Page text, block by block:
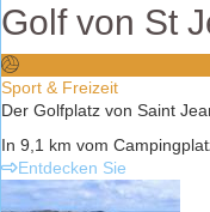
Golf von St
Sport & Freizeit
Der Golfplatz von Saint
In 9,1 km vom
Entdecken Sie